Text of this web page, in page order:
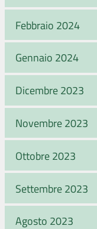
Febbraio 2024
Gennaio 2024
Dicembre 2023
Novembre 2023
Ottobre 2023
Settembre 2023
Agosto 2023